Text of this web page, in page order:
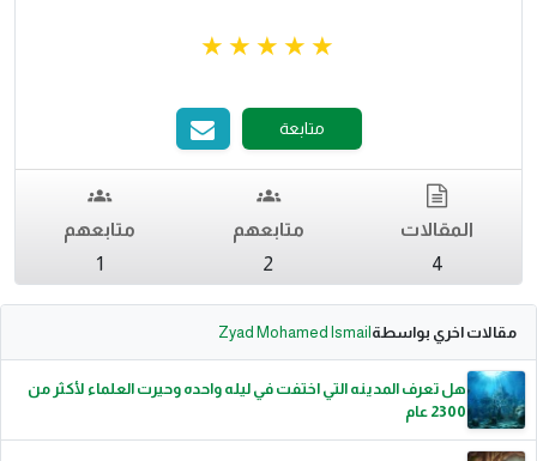
متابعة
المقالات
4
متابعهم
2
متابعهم
1
مقالات اخري بواسطة Zyad Mohamed Ismail
هل تعرف المدينه التي اختفت في ليله واحده وحيرت العلماء لأكثر من
2300 عام